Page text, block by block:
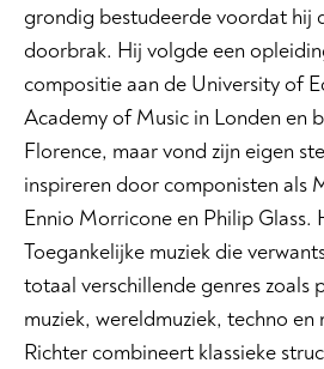
grondig bestudeerde voordat hij
doorbrak. Hij volgde een
compositie aan de University of
Academy of Music in Londen en
Florence, maar vond zijn eigen
inspireren door componisten als
Ennio Morricone en Philip Glass.
Toegankelijke muziek die
totaal verschillende genres zoals
muziek, wereldmuziek, techno en
Richter combineert klassieke